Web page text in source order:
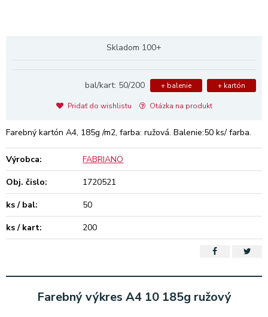
Skladom 100+
bal/kart: 50/200 + balenie + kartón
Pridať do wishlistu Otázka na produkt
Farebný kartón A4, 185g /m2, farba: ružová. Balenie:50 ks/ farba.
Výrobca:
FABRIANO
Obj. čislo:
1720521
ks / bal:
50
ks / kart:
200
Farebný výkres A4 10 185g ružový